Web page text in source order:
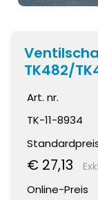
TK482/
Art. nr.
TK-11-8934
€ 27,13
Online-Preis